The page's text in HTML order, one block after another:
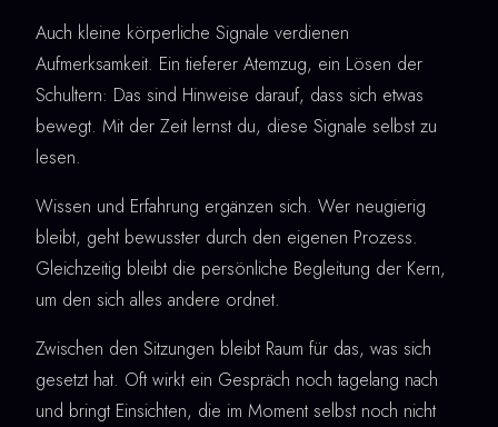
Auch kleine körperliche Signale verdienen
Aufmerksamkeit. Ein tieferer Atemzug, ein Lösen der
Schultern: Das sind Hinweise darauf, dass sich etwas
bewegt. Mit der Zeit lernst du, diese Signale selbst zu
lesen.
Wissen und Erfahrung ergänzen sich. Wer neugierig
bleibt, geht bewusster durch den eigenen Prozess.
Gleichzeitig bleibt die persönliche Begleitung der Kern,
um den sich alles andere ordnet.
Zwischen den Sitzungen bleibt Raum für das, was sich
gesetzt hat. Oft wirkt ein Gespräch noch tagelang nach
und bringt Einsichten, die im Moment selbst noch nicht